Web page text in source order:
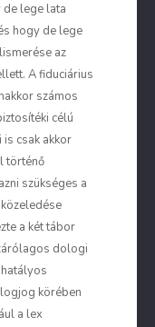
de lege lata
hogy de lege
az
A fiduciárius
számos
célú
csak akkor
történő
szükséges a
a két tábor
dologi
körében
a lex